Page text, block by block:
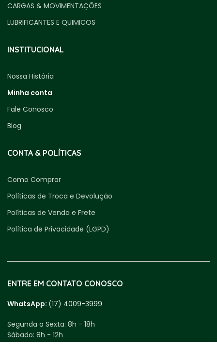
CARGAS & MOVIMENTAÇÕES
LUBRIFICANTES E QUIMICOS
INSTITUCIONAL
Nossa História
Minha conta
Fale Conosco
Blog
CONTA & POLÍTICAS
Como Comprar
Políticas de Troca e Devolução
Políticas de Venda e Frete
Política de Privacidade (LGPD)
ENTRE EM CONTATO CONOSCO
WhatsApp: (17) 4009-3999
Segunda a Sexta: 8h - 18h
Sábado: 8h - 12h